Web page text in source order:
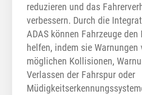
reduzieren und das
verbessern. Durch die
ADAS können Fahrzeuge den
helfen, indem sie Warnungen
möglichen Kollisionen,
Verlassen der Fahrspur oder